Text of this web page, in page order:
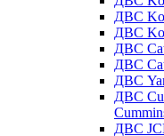
ДВС
ДВС
ДВС
ДВС
ДВС
ДВС
ДВС